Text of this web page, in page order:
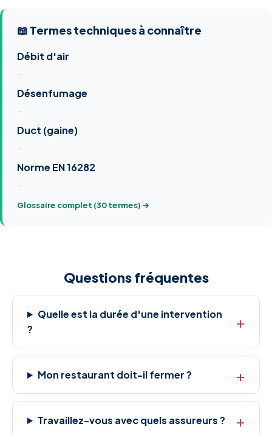
📖 Termes techniques à connaître
Débit d'air
Désenfumage
Duct (gaine)
Norme EN 16282
Glossaire complet (30 termes) →
Questions fréquentes
Quelle est la durée d'une intervention
?
Mon restaurant doit-il fermer ?
Travaillez-vous avec quels assureurs ?